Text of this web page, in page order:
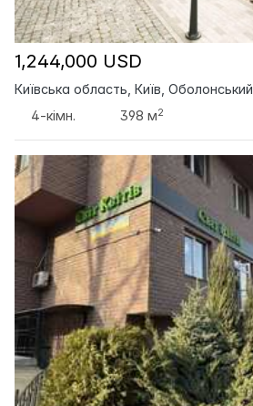
1,244,000 USD
Київська область, Київ, Оболонський
4-кімн.
398 м2